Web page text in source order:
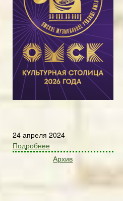
24 апреля 2024
Подробнее
Архив